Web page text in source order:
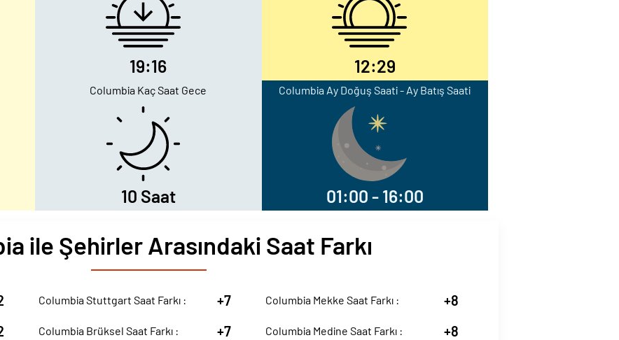
19:16 12:29
Columbia Kaç Saat Gece
10 Saat
Columbia Ay Doğuş Saati - Ay Batış Saati
01:00 - 16:00
ile Şehirler Arasındaki Saat Farkı
Columbia Stuttgart Saat Farkı : +7
Columbia Brüksel Saat Farkı : +7
Columbia Mekke Saat Farkı : +8
Columbia Medine Saat Farkı : +8